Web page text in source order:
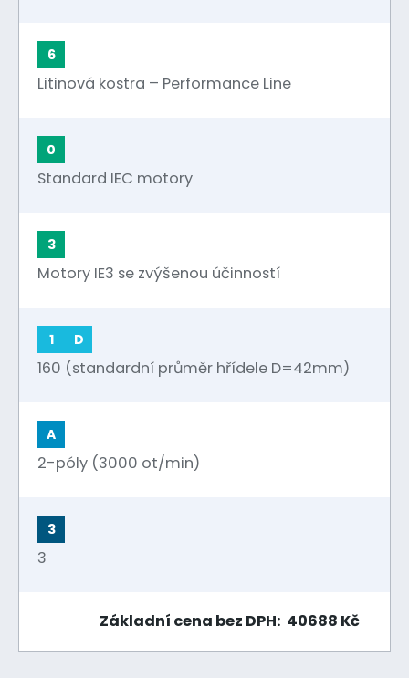
6
Litinová kostra – Performance Line
0
Standard IEC motory
3
Motory IE3 se zvýšenou účinností
1 D
160 (standardní průměr hřídele D=42mm)
A
2-póly (3000 ot/min)
3
3
Základní cena bez DPH: 40688 Kč